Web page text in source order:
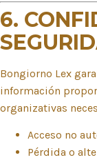
6.
Bongiorno Lex
información
organizativas
Acceso no
Pérdida o